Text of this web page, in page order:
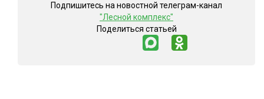
Подпишитесь на новостной телеграм-канал
"Лесной комплекс"
Поделиться статьей